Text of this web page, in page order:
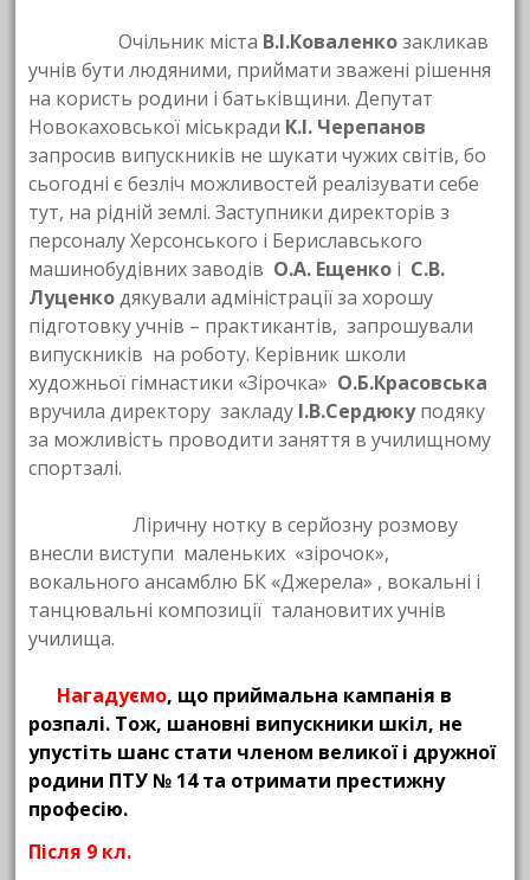
Очільник міста В.І.Коваленкозакликав
учнів бути людяними, приймати зважені рішення
на користь родини і батьківщини. Депутат
Новокаховської міськради К.І. Черепанов
запросив випускників не шукати чужих світів, бо
сьогодні є безліч можливостей реалізувати себе
тут, на рідній землі. Заступники директорів з
персоналу Херсонського і Бериславського
машинобудівних заводів О.А. Ещенко і С.В.
Луценкодякували адміністрації за хорошу
підготовку учнів – практикантів, запрошували
випускників на роботу. Керівник школи
художньої гімнастики «Зірочка» О.Б.Красовська
вручила директору закладу І.В.Сердюкуподяку
за можливість проводити заняття в училищному
спортзалі.
Ліричну нотку в серйозну розмову
внесли виступи маленьких «зірочок»,
вокального ансамблю БК «Джерела» , вокальні і
танцювальні композиції талановитих учнів
училища.
Нагадуємо, що приймальна кампанія в
розпалі. Тож, шановні випускники шкіл, не
упустіть шанс стати членом великої і дружної
родини ПТУ № 14 та отримати престижну
професію.
Після 9 кл.